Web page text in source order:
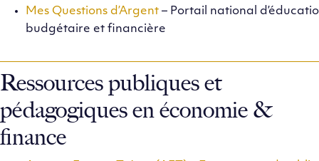
Mes Questions d’Argent – Portail national
budgétaire et financière
Ressources publiques et
pédagogiques en économie &
finance